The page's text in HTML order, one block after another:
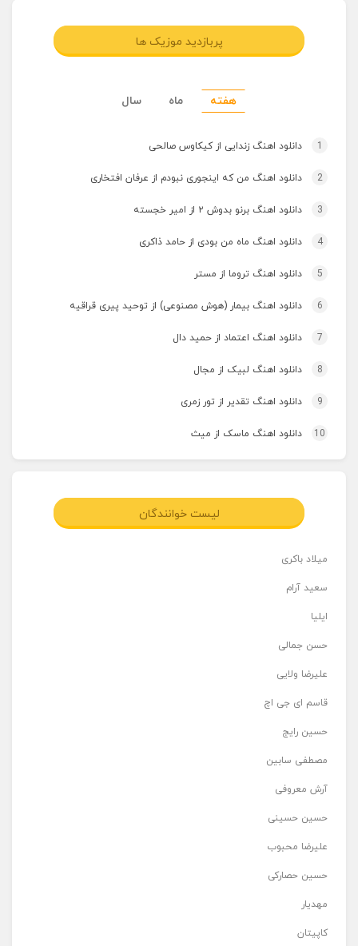
پربازدید موزیک ها
هفته ماه سال
1 دانلود اهنگ زندایی از کیکاوس صالحی
2 دانلود اهنگ من که اینجوری نبودم از عرفان افتخاری
3 دانلود اهنگ برنو بدوش ۲ از امیر خجسته
4 دانلود اهنگ ماه من بودی از حامد ذاکری
5 دانلود اهنگ تروما از مستر
6 دانلود اهنگ بیمار (هوش مصنوعی) از توحید پیری قراقیه
7 دانلود اهنگ اعتماد از حمید دال
8 دانلود اهنگ لبیک از مجال
9 دانلود اهنگ تقدیر از تور زمری
10 دانلود اهنگ ماسک از میث
لیست خوانندگان
میلاد باکری
سعید آرام
ایلیا
حسن جمالی
علیرضا ولایی
قاسم ای جی اچ
حسین رایج
مصطفی سابین
آرش معروفی
حسین حسینی
علیرضا محبوب
حسین حصارکی
مهدیار
کاپیتان